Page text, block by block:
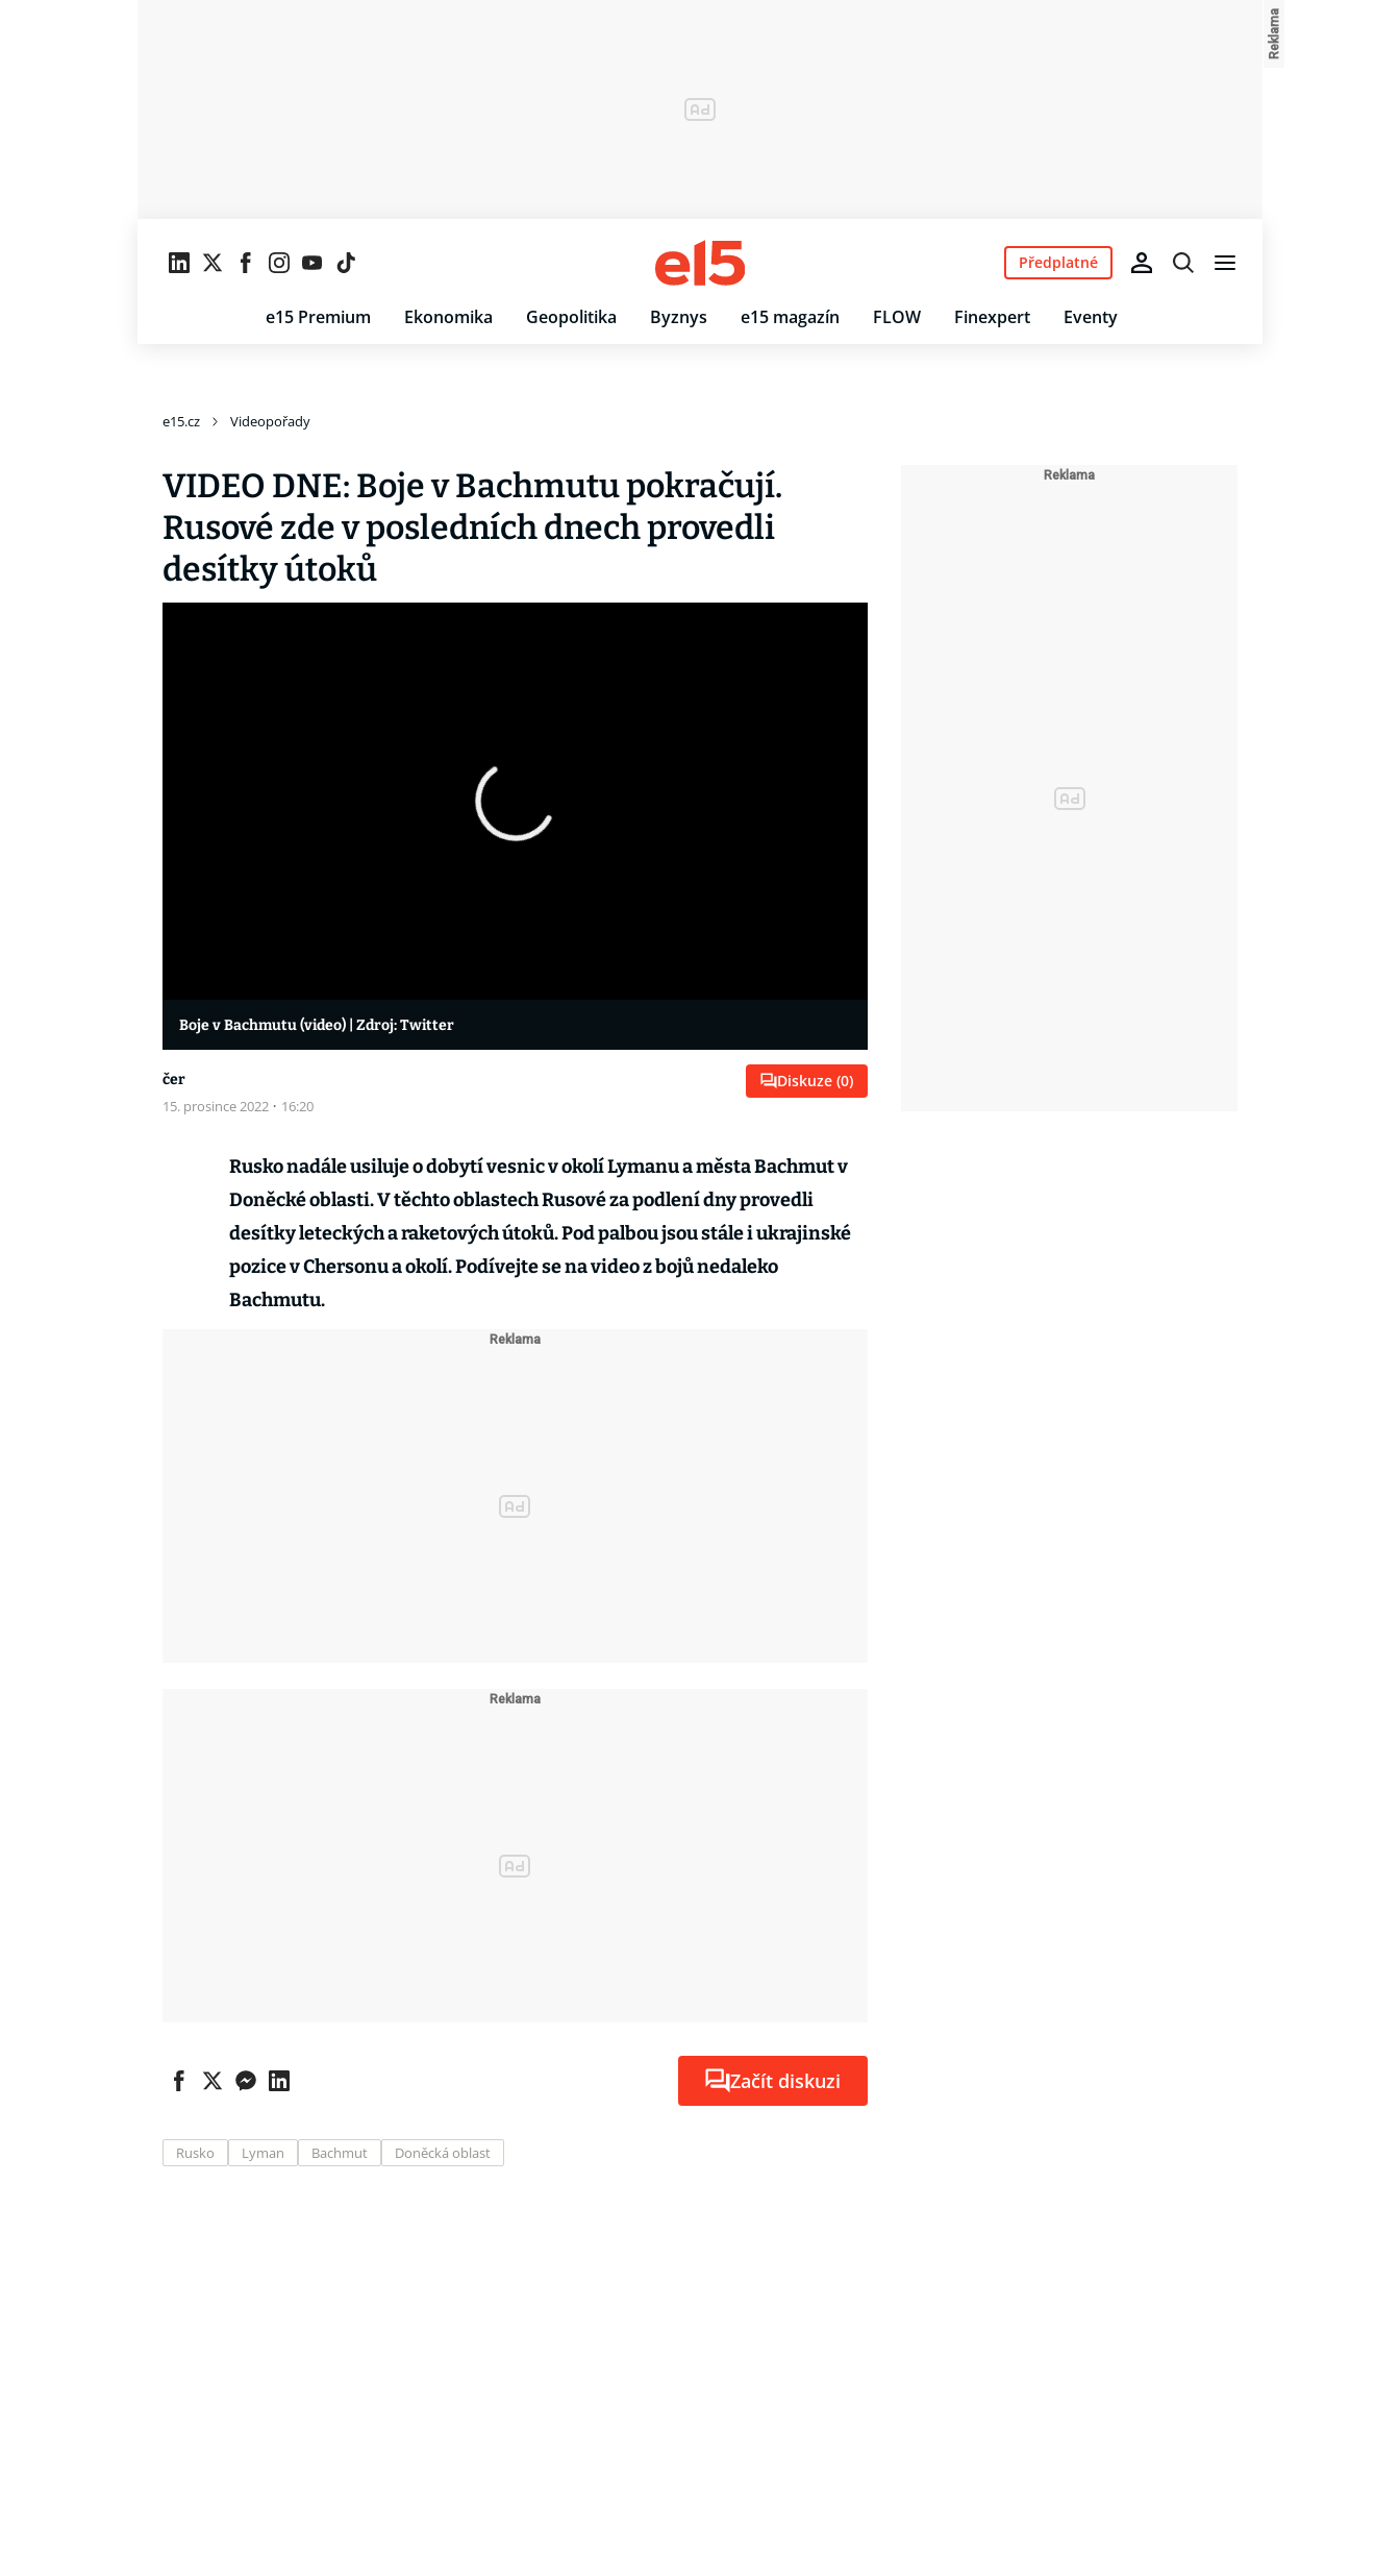
e15 Premium Ekonomika Geopolitika Byznys e15 magazín FLOW Finexpert Eventy
Předplatné
e15.cz Videopořady
VIDEO DNE: Boje v Bachmutu pokračují.
Rusové zde v posledních dnech provedli
desítky útoků
Boje v Bachmutu (video) | Zdroj: Twitter
čer
15. prosince 2022 · 16:20
Diskuze (0)
Rusko nadále usiluje o dobytí vesnic v okolí Lymanu a města Bachmut v
Doněcké oblasti. V těchto oblastech Rusové za podlení dny provedli
desítky leteckých a raketových útoků. Pod palbou jsou stále i ukrajinské
pozice v Chersonu a okolí. Podívejte se na video z bojů nedaleko
Bachmutu.
Začít diskuzi
Rusko Lyman Bachmut Doněcká oblast